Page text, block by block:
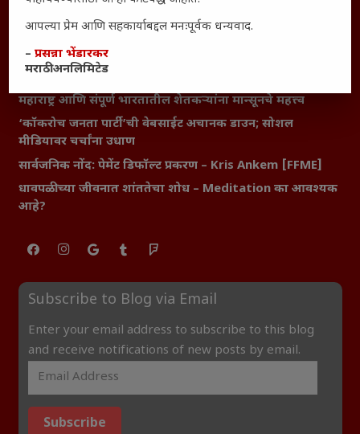
यश आणि आत्मविश्वास: स्वप्नांना वास्तवात बदलण्याची शक्ती
महाराष्ट्रातील बदलत्या हवामानाचा शेतीवर वाढता परिणाम:
शेतकऱ्यांसमोरील नवीन आव्हाने आणि संधी
महाराष्ट्र आणि संपूर्ण भारतातील शेतकऱ्यांना मान्सूनचे महत्त्व
‘कॉकरोच जनता पार्टी’ची वेबसाईट अचानक डाउन; सोशल
मीडियावर चर्चांना उधाण
सार्वजनिक नोंद: पेमेंट डिफॉल्ट प्रकरण – Kris Ankem [FFME]
धावपळीच्या जीवनात शांततेचा शोध – Meditation का आवश्यक
आहे?
Subscribe to Blog via Email
Enter your email address to subscribe to this blog
and receive notifications of new posts by email.
Subscribe
आपल्या प्रेम आणि सहकार्याबद्दल मनःपूर्वक धन्यवाद.
–प्रसन्ना भेंडारकर
मराठी अनलिमिटेड